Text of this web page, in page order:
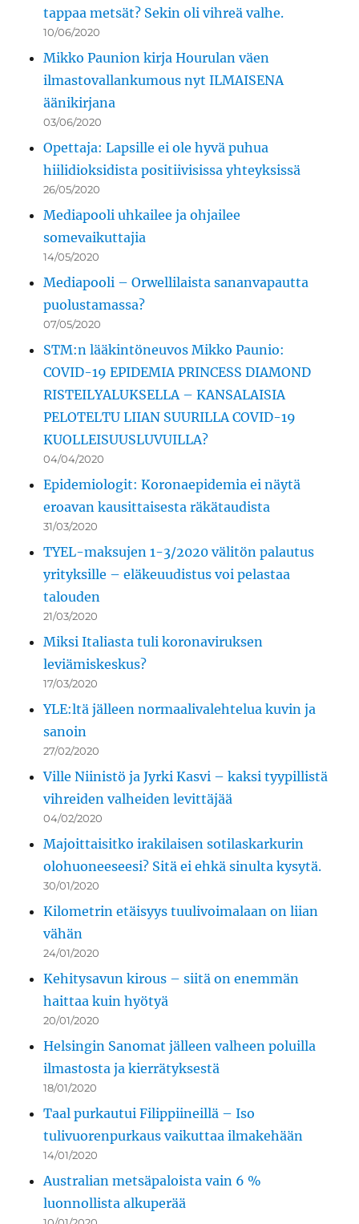
tappaa metsät? Sekin oli vihreä valhe.
10/06/2020
Mikko Paunion kirja Hourulan väen
ilmastovallankumous nyt ILMAISENA
äänikirjana
03/06/2020
Opettaja: Lapsille ei ole hyvä puhua
hiilidioksidista positiivisissa yhteyksissä
26/05/2020
Mediapooli uhkailee ja ohjailee
somevaikuttajia
14/05/2020
Mediapooli – Orwellilaista sananvapautta
puolustamassa?
07/05/2020
STM:n lääkintöneuvos Mikko Paunio:
COVID-19 EPIDEMIA PRINCESS DIAMOND
RISTEILYALUKSELLA – KANSALAISIA
PELOTELTU LIIAN SUURILLA COVID-19
KUOLLEISUUSLUVUILLA?
04/04/2020
Epidemiologit: Koronaepidemia ei näytä
eroavan kausittaisesta räkätaudista
31/03/2020
TYEL-maksujen 1-3/2020 välitön palautus
yrityksille – eläkeuudistus voi pelastaa
talouden
21/03/2020
Miksi Italiasta tuli koronaviruksen
leviämiskeskus?
17/03/2020
YLE:ltä jälleen normaalivalehtelua kuvin ja
sanoin
27/02/2020
Ville Niinistö ja Jyrki Kasvi – kaksi tyypillistä
vihreiden valheiden levittäjää
04/02/2020
Majoittaisitko irakilaisen sotilaskarkurin
olohuoneeseesi? Sitä ei ehkä sinulta kysytä.
30/01/2020
Kilometrin etäisyys tuulivoimalaan on liian
vähän
24/01/2020
Kehitysavun kirous – siitä on enemmän
haittaa kuin hyötyä
20/01/2020
Helsingin Sanomat jälleen valheen poluilla
ilmastosta ja kierrätyksestä
18/01/2020
Taal purkautui Filippiineillä – Iso
tulivuorenpurkaus vaikuttaa ilmakehään
14/01/2020
Australian metsäpaloista vain 6 %
luonnollista alkuperää